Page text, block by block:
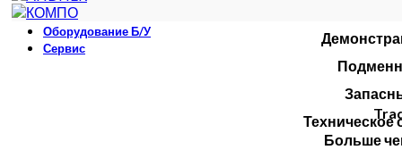
Оборудование Б/У
Сервис
Техническое
Больше